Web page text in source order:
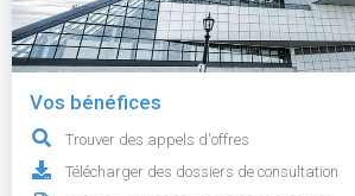
Vos bénéfices
Trouver des appels d'offres
Télécharger des dossiers de consultation